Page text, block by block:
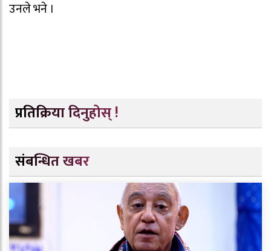
उनले भने ।
प्रतिक्रिया दिनुहोस् !
संबन्धित खबर